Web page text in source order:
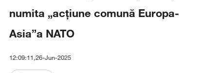
numita „acțiune comună Europa-
Asia”a NATO
12:09:11,26-Jun-2025